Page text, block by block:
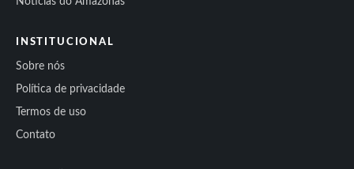
INSTITUCIONAL
Sobre nós
Política de privacidade
Termos de uso
Contato